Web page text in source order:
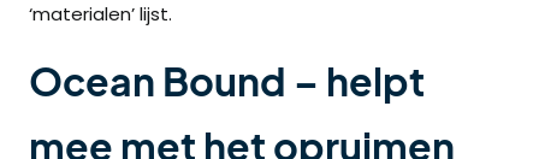
‘materialen’ lijst.
Ocean Bound – helpt
mee met het opruimen